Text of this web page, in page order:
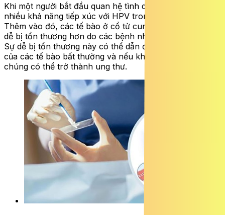
Khi một người bắt đầu quan hệ tình dục sớm họ có
nhiều khả năng tiếp xúc với HPV trong thời gian dài hơn.
Thêm vào đó, các tế bào ở cổ tử cung của người trẻ tuổi
dễ bị tổn thương hơn do các bệnh nhiễm trùng gây ra.
Sự dễ bị tổn thương này có thể dẫn đến sự phát triển
của các tế bào bất thường và nếu không được điều trị
chúng có thể trở thành ung thư.